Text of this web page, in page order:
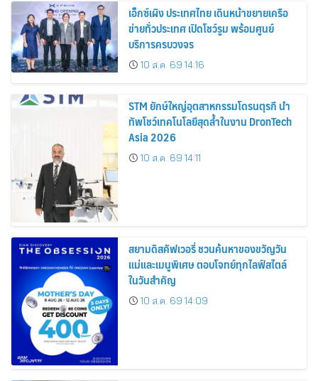
เอ็กซ์เผิง ประเทศไทย เดินหน้าขยายเครือ
ข่ายทั่วประเทศ เปิดโชว์รูม พร้อมศูนย์
บริการครบวงจร
10 ส.ค. 69 14:16
STM ยักษ์ใหญ่อุตสาหกรรมโดรนตุรกี นำ
ทัพโชว์เทคโนโลยีสุดล้ำในงาน DronTech
Asia 2026
10 ส.ค. 69 14:11
สยามดิสคัฟเวอรี่ ชวนค้นหาของขวัญวัน
แม่และเมนูพิเศษ ตอบโจทย์ทุกไลฟ์สไตล์
ในวันสำคัญ
10 ส.ค. 69 14:09